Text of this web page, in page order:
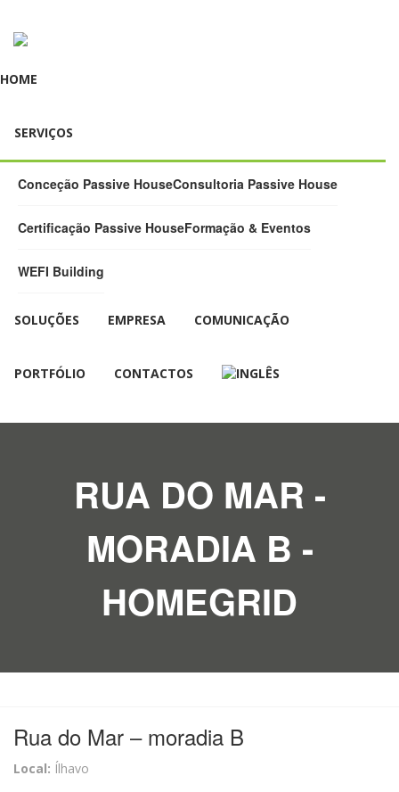
HOME
SERVIÇOS
Conceção Passive HouseConsultoria Passive House
Certificação Passive HouseFormação & Eventos
WEFI Building
SOLUÇÕES EMPRESA COMUNICAÇÃO
PORTFÓLIO CONTACTOS
RUA DO MAR -
MORADIA B -
HOMEGRID
Rua do Mar – moradia B
Local: Ílhavo